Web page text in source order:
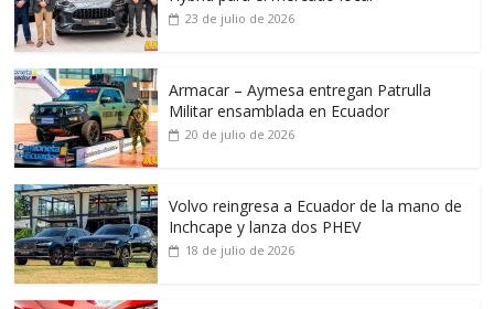
23 de julio de 2026
Armacar – Aymesa entregan Patrulla
Militar ensamblada en Ecuador
20 de julio de 2026
Volvo reingresa a Ecuador de la mano de
Inchcape y lanza dos PHEV
18 de julio de 2026